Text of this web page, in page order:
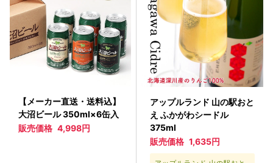
【メーカー直送・送料込】
大沼ビール 350ml×6缶入
販売価格 4,998円
アップルランド 山の駅おと
え ふかがわシードル
375ml
販売価格 1,635円